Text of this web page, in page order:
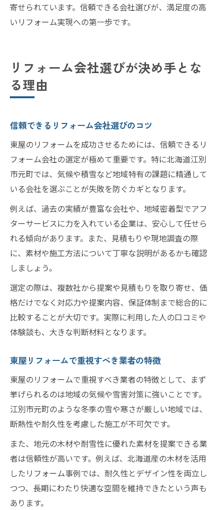
寄せられています。信頼できる会社選びが、満足度の高
いリフォーム実現への第一歩です。
リフォーム会社選びが決め手とな
る理由
信頼できるリフォーム会社選びのコツ
東屋のリフォームを成功させるためには、信頼できるリ
フォーム会社の選定が極めて重要です。特に北海道江別
市元町では、気候や積雪など地域特有の課題に精通して
いる会社を選ぶことが失敗を防ぐカギとなります。
例えば、過去の実績が豊富な会社や、地域密着型でアフ
ターサービスに力を入れている企業は、安心して任せら
れる傾向があります。また、見積もりや現地調査の際
に、素材や施工方法について丁寧な説明があるかも確認
しましょう。
選定の際は、複数社から提案や見積もりを取り寄せ、価
格だけでなく対応力や提案内容、保証体制まで総合的に
比較することが大切です。実際に利用した人の口コミや
体験談も、大きな判断材料となります。
東屋リフォームで重視すべき業者の特徴
東屋のリフォームで重視すべき業者の特徴として、まず
挙げられるのは地域の気候や雪害対策に強いことです。
江別市元町のような冬季の雪や寒さが厳しい地域では、
断熱性や耐久性を考慮した施工が不可欠です。
また、地元の木材や耐雪性に優れた素材を提案できる業
者は信頼性が高いです。例えば、北海道産の木材を活用
したリフォーム事例では、耐久性とデザイン性を両立し
つつ、長期にわたり快適な空間を維持できたという声も
あります。